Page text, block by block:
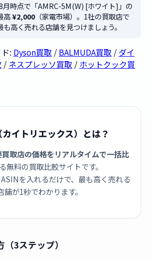
月時点で「AMRC-5M(W) [ホワイト]」の
高¥2,000（家電市場）。1社の買取店で
高く売れる店舗を見つけましょう。
: Dyson買取 / BALMUDA買取 / ダイ
/ ネスプレッソ買取 / ホットクック買
カイトリエックス）とは？
買取店の価格をリアルタイムで一括比
無料の買取比較サイトです。
を入れるだけで、最も高く売れる
舗が1秒でわかります。
（3ステップ）